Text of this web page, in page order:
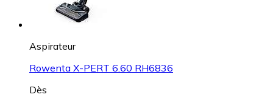
Aspirateur
Rowenta X-PERT 6.60 RH6836
Dès